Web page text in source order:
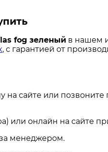
fog зеленый в нашем
, с гарантией от
на сайте или позвоните
или онлайн на сайте
менеджером.